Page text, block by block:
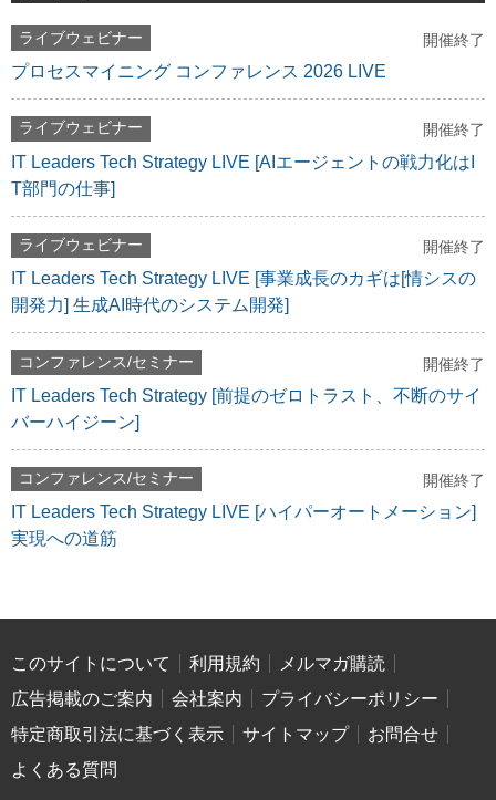
ライブウェビナー 開催終了
プロセスマイニング コンファレンス 2026 LIVE
ライブウェビナー 開催終了
IT Leaders Tech Strategy LIVE [AIエージェントの戦力化はI
T部門の仕事]
ライブウェビナー 開催終了
IT Leaders Tech Strategy LIVE [事業成長のカギは[情シスの
開発力] 生成AI時代のシステム開発]
コンファレンス/セミナー 開催終了
IT Leaders Tech Strategy [前提のゼロトラスト、不断のサイ
バーハイジーン]
コンファレンス/セミナー 開催終了
IT Leaders Tech Strategy LIVE [ハイパーオートメーション]
実現への道筋
このサイトについて 利用規約
メルマガ購読
広告掲載のご案内
会社案内
プライバシーポリシー
特定商取引法に基づく表示
サイトマップ
お問合せ
よくある質問